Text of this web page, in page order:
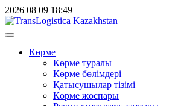
2026 08 09 18:49
Көрме
Көрме туралы
Көрме бөлімдері
Қатысушылар тізімі
Көрме жоспары